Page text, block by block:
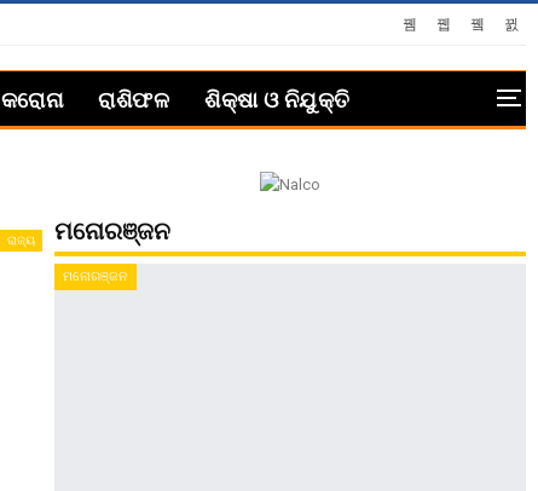
କରୋନା ରାଶିଫଳ ଶିକ୍ଷା ଓ ନିଯୁକ୍ତି
ରାଜ୍ୟ ମନୋରଞ୍ଜନ
ମନୋରଞ୍ଜନ